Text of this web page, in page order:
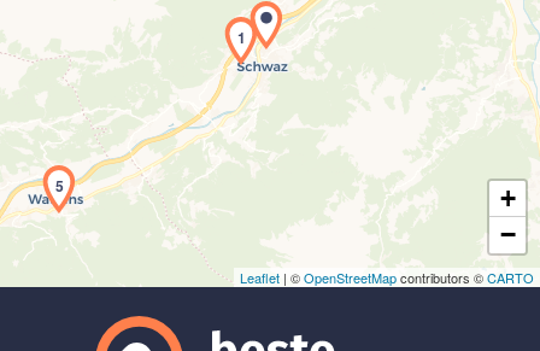
Laden der Karte...
1
5
+
−
Leaflet | ©OpenStreetMapcontributors ©CARTO